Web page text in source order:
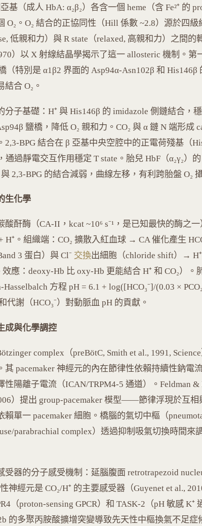
基（成人 HbA: α₂β₂）各含一個 heme（含 Fe²⁺ 的
O₂。O₂ 結合的正協同性（Hill 係數 ~2.8）源於四級
低親和力）與 R state（relaxed, 高親和力）之間
）以 X 射線結晶學揭示了這一 allosteric 機制。第
（特別是 α1β2 界面的 Asp94α-Asn102β 和 His146β
結合 O₂。
分子基礎：H⁺ 與 His146β 的 imidazole 側鏈結合，
鹽橋，降低 O₂ 親和力。CO₂ 與 α 鏈 N 端形成
2,3-BPG 結合在 β 亞基中央空腔中的正電荷殘基（
通過靜電交互作用穩定 T state。胎兒 HbF（α₂γ₂）
2,3-BPG 的結合減弱，曲線左移，有利跨胎盤 O₂
生化學
酸酐酶（CA-II，kcat ~10⁶ s⁻¹，是已知最快的酶之一
H⁺。組織端：CO₂ 擴散入紅血球 → CA 催化產生
3 蛋白）與 Cl⁻ 交換出細胞（chloride shift）→
效應：deoxy-Hb 比 oxy-Hb 更能結合 H⁺ 和 CO₂）。
Hasselbalch 方程 pH = 6.1 + log([HCO₃⁻]/(0.03 ×
和代謝（HCO₃⁻）對動脈血 pH 的貢獻。
成與化學調控
complex（preBötC, Smith et al., 1991,
其 pacemaker 神經元的內在節律性依賴持續性鈉電
性陽離子電流（ICAN/TRPM4-5 通道）。Feldman &
）提出 group-pacemaker 模型——節律浮現於互相
賴單一 pacemaker 細胞。橋腦的氣切中樞（
parabrachial complex）透過抑制吸氣切換時間來
受器的分子感受機制：延腦腹面 retrotrapezoid
神經元是 CO₂/H⁺ 的主要感受器（Guyenet et al.,
（proton-sensing GPCR）和 TASK-2（pH 敏感 K⁺
的多聚丙胺酸擴增突變導致先天性中樞換氣不足症